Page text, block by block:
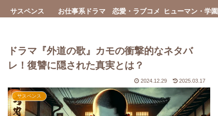
サスペンス お仕事系ドラマ 恋愛・ラブコメ ヒューマン・学園
ドラマ『外道の歌』カモの衝撃的なネタバ
レ！復讐に隠された真実とは？
2024.12.29 2025.03.17
サスペンス